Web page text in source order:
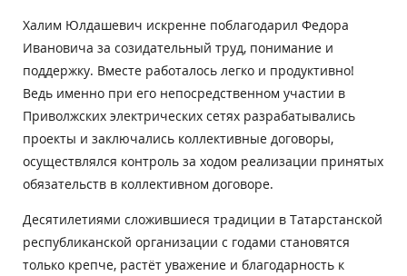
Халим Юлдашевич искренне поблагодарил Федора
Ивановича за созидательный труд, понимание и
поддержку. Вместе работалось легко и продуктивно!
Ведь именно при его непосредственном участии в
Приволжских электрических сетях разрабатывались
проекты и заключались коллективные договоры,
осуществлялся контроль за ходом реализации принятых
обязательств в коллективном договоре.
Десятилетиями сложившиеся традиции в Татарстанской
республиканской организации с годами становятся
только крепче, растёт уважение и благодарность к